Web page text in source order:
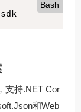
Bash
支持.NET Cor
和Web